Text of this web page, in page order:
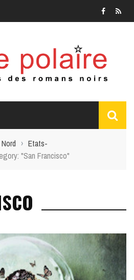
› Etats-
"San Francisco"